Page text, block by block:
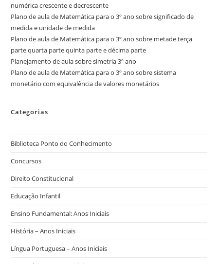
numérica crescente e decrescente
Plano de aula de Matemática para o 3º ano sobre significado de
medida e unidade de medida
Plano de aula de Matemática para o 3º ano sobre metade terça
parte quarta parte quinta parte e décima parte
Planejamento de aula sobre simetria 3º ano
Plano de aula de Matemática para o 3º ano sobre sistema
monetário com equivalência de valores monetários
Categorias
Biblioteca Ponto do Conhecimento
Concursos
Direito Constitucional
Educação Infantil
Ensino Fundamental: Anos Iniciais
História – Anos Iniciais
Língua Portuguesa – Anos Iniciais